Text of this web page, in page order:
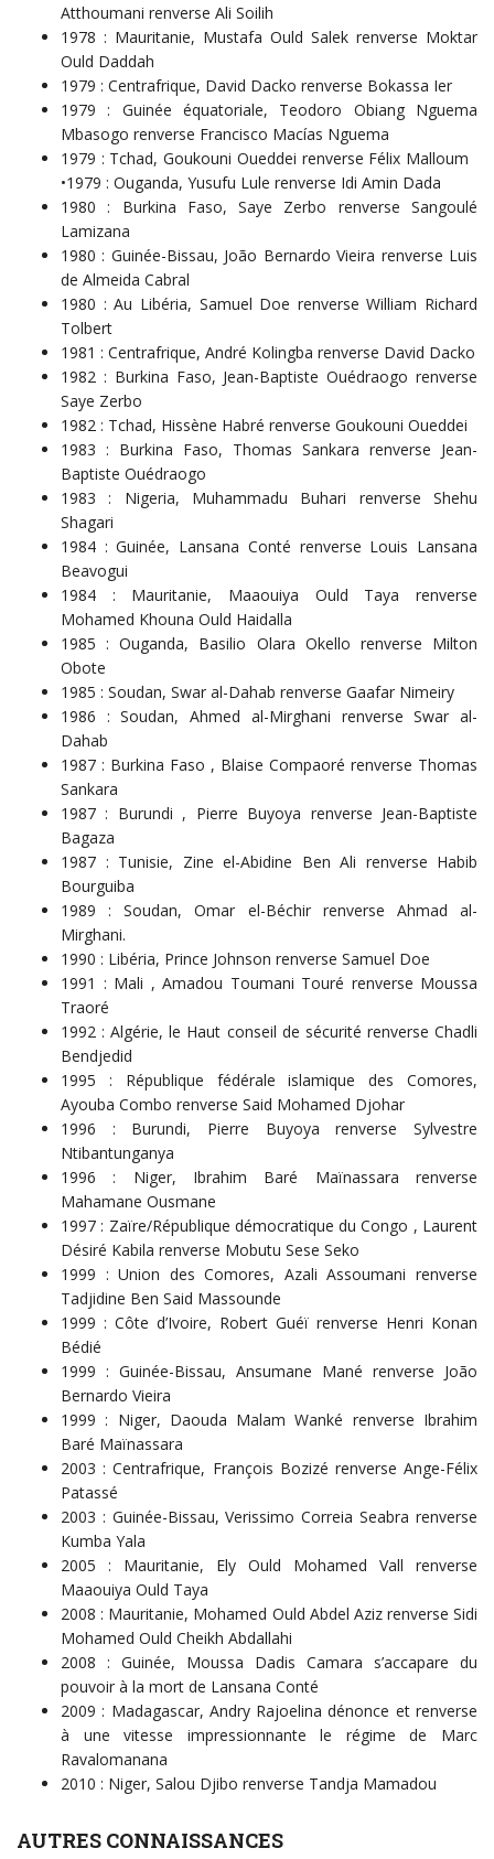
Atthoumani renverse Ali Soilih
1978 : Mauritanie, Mustafa Ould Salek renverse Moktar
Ould Daddah
1979 : Centrafrique, David Dacko renverse Bokassa Ier
1979 : Guinée équatoriale, Teodoro Obiang Nguema
Mbasogo renverse Francisco Macías Nguema
1979 : Tchad, Goukouni Oueddei renverse Félix Malloum
•1979 : Ouganda, Yusufu Lule renverse Idi Amin Dada
1980 : Burkina Faso, Saye Zerbo renverse Sangoulé
Lamizana
1980 : Guinée-Bissau, João Bernardo Vieira renverse Luis
de Almeida Cabral
1980 : Au Libéria, Samuel Doe renverse William Richard
Tolbert
1981 : Centrafrique, André Kolingba renverse David Dacko
1982 : Burkina Faso, Jean-Baptiste Ouédraogo renverse
Saye Zerbo
1982 : Tchad, Hissène Habré renverse Goukouni Oueddei
1983 : Burkina Faso, Thomas Sankara renverse Jean-
Baptiste Ouédraogo
1983 : Nigeria, Muhammadu Buhari renverse Shehu
Shagari
1984 : Guinée, Lansana Conté renverse Louis Lansana
Beavogui
1984 : Mauritanie, Maaouiya Ould Taya renverse
Mohamed Khouna Ould Haidalla
1985 : Ouganda, Basilio Olara Okello renverse Milton
Obote
1985 : Soudan, Swar al-Dahab renverse Gaafar Nimeiry
1986 : Soudan, Ahmed al-Mirghani renverse Swar al-
Dahab
1987 : Burkina Faso , Blaise Compaoré renverse Thomas
Sankara
1987 : Burundi , Pierre Buyoya renverse Jean-Baptiste
Bagaza
1987 : Tunisie, Zine el-Abidine Ben Ali renverse Habib
Bourguiba
1989 : Soudan, Omar el-Béchir renverse Ahmad al-
Mirghani.
1990 : Libéria, Prince Johnson renverse Samuel Doe
1991 : Mali , Amadou Toumani Touré renverse Moussa
Traoré
1992 : Algérie, le Haut conseil de sécurité renverse Chadli
Bendjedid
1995 : République fédérale islamique des Comores,
Ayouba Combo renverse Said Mohamed Djohar
1996 : Burundi, Pierre Buyoya renverse Sylvestre
Ntibantunganya
1996 : Niger, Ibrahim Baré Maïnassara renverse
Mahamane Ousmane
1997 : Zaïre/République démocratique du Congo , Laurent
Désiré Kabila renverse Mobutu Sese Seko
1999 : Union des Comores, Azali Assoumani renverse
Tadjidine Ben Said Massounde
1999 : Côte d’Ivoire, Robert Guéï renverse Henri Konan
Bédié
1999 : Guinée-Bissau, Ansumane Mané renverse João
Bernardo Vieira
1999 : Niger, Daouda Malam Wanké renverse Ibrahim
Baré Maïnassara
2003 : Centrafrique, François Bozizé renverse Ange-Félix
Patassé
2003 : Guinée-Bissau, Verissimo Correia Seabra renverse
Kumba Yala
2005 : Mauritanie, Ely Ould Mohamed Vall renverse
Maaouiya Ould Taya
2008 : Mauritanie, Mohamed Ould Abdel Aziz renverse Sidi
Mohamed Ould Cheikh Abdallahi
2008 : Guinée, Moussa Dadis Camara s’accapare du
pouvoir à la mort de Lansana Conté
2009 : Madagascar, Andry Rajoelina dénonce et renverse
à une vitesse impressionnante le régime de Marc
Ravalomanana
2010 : Niger, Salou Djibo renverse Tandja Mamadou
AUTRES CONNAISSANCES